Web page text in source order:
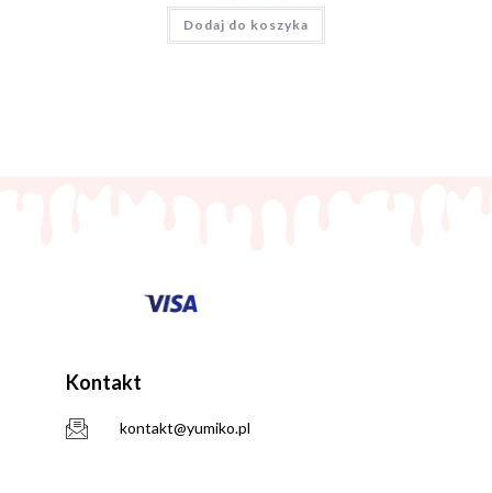
Dodaj do koszyka
Kontakt
kontakt@yumiko.pl